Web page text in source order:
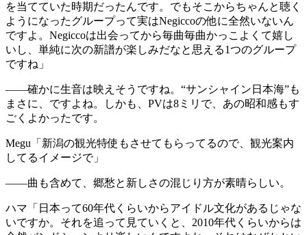
を当てていた時期だったんです。でもそこからちゃんと聴く
ようになったグループって実はNegiccoの他に全然いないん
ですよ。Negiccoは出会ってから毎曲毎曲かっこよくて嬉し
いし、単純に次の新譜が楽しみだなと思える1つのグループ
ですね」
——確かに生音は映えそうですね。“サンシャイン日本海”も
まさに、ですよね。しかも、PVは8ミリで、あの昭和感もす
ごくよかったです。
Megu 「新潟の観光特使もさせてもらってるので、観光案内
してるイメージで」
——曲も含めて、郷愁と新しさの混じり方が素晴らしい。
ハマ 「日本って60年代くらいからアイドル文化があるじゃな
いですか。それを追って見ていくと、2010年代くらいからは